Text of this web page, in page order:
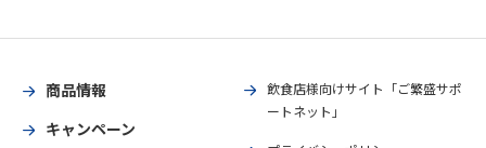
商品情報
キャンペーン
飲食店様向けサイト「ご繁盛サポ
ートネット」